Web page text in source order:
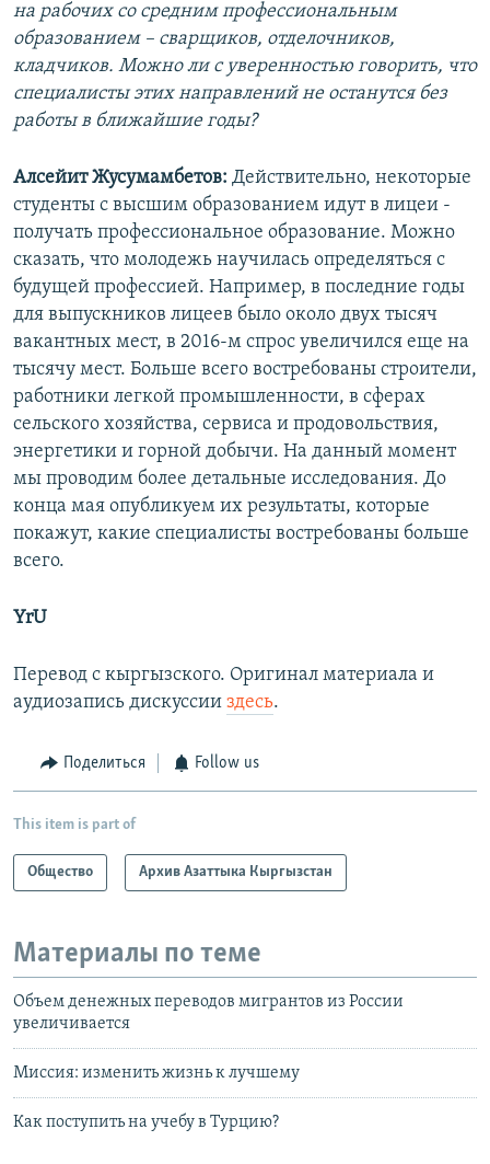
на рабочих со средним профессиональным
образованием – сварщиков, отделочников,
кладчиков. Можно ли с уверенностью говорить, что
специалисты этих направлений не останутся без
работы в ближайшие годы?
Алсейит Жусумамбетов: Действительно, некоторые
студенты с высшим образованием идут в лицеи -
получать профессиональное образование. Можно
сказать, что молодежь научилась определяться с
будущей профессией. Например, в последние годы
для выпускников лицеев было около двух тысяч
вакантных мест, в 2016-м спрос увеличился еще на
тысячу мест. Больше всего востребованы строители,
работники легкой промышленности, в сферах
сельского хозяйства, сервиса и продовольствия,
энергетики и горной добычи. На данный момент
мы проводим более детальные исследования. До
конца мая опубликуем их результаты, которые
покажут, какие специалисты востребованы больше
всего.
YrU
Перевод с кыргызского. Оригинал материала и
аудиозапись дискуссии здесь.
Поделиться Follow us
This item is part of
Общество Архив Азаттыка Кыргызстан
Материалы по теме
Объем денежных переводов мигрантов из России
увеличивается
Миссия: изменить жизнь к лучшему
Как поступить на учебу в Турцию?